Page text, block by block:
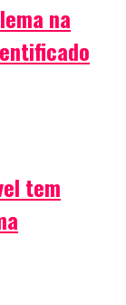
na
tem